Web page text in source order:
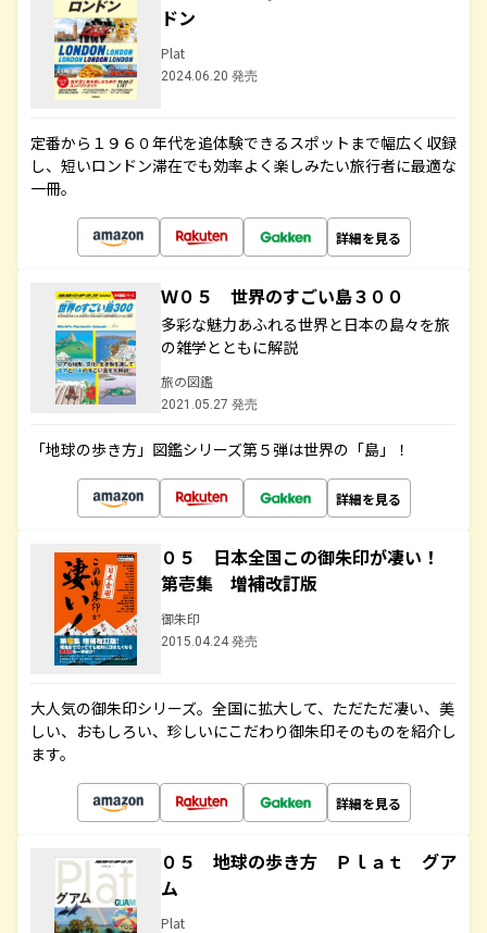
ドン
Plat
2024.06.20 発売
定番から１９６０年代を追体験できるスポットまで幅広く収録
し、短いロンドン滞在でも効率よく楽しみたい旅行者に最適な
一冊。
詳細を見る
Ｗ０５ 世界のすごい島３００
多彩な魅力あふれる世界と日本の島々を旅
の雑学とともに解説
旅の図鑑
2021.05.27 発売
「地球の歩き方」図鑑シリーズ第５弾は世界の「島」！
詳細を見る
０５ 日本全国この御朱印が凄い！
第壱集 増補改訂版
御朱印
2015.04.24 発売
大人気の御朱印シリーズ。全国に拡大して、ただただ凄い、美
しい、おもしろい、珍しいにこだわり御朱印そのものを紹介し
ます。
詳細を見る
０５ 地球の歩き方 Ｐｌａｔ グア
ム
Plat